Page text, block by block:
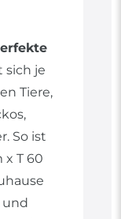
sich je
Tiere,
So ist
x T 60